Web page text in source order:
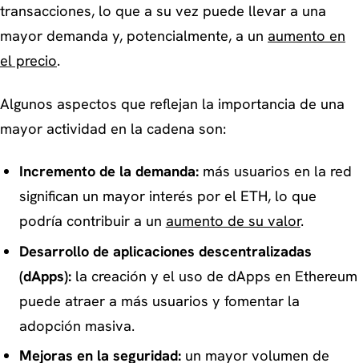
transacciones, lo que a su vez puede llevar a una
mayor demanda y, potencialmente, a un aumento en
el precio.
Algunos aspectos que reflejan la importancia de una
mayor actividad en la cadena son:
Incremento de la demanda:más usuarios en la red
significan un mayor interés por el ETH, lo que
podría contribuir a un aumento de su valor.
Desarrollo de aplicaciones descentralizadas
(dApps):la creación y el uso de dApps en Ethereum
puede atraer a más usuarios y fomentar la
adopción masiva.
Mejoras en la seguridad:un mayor volumen de